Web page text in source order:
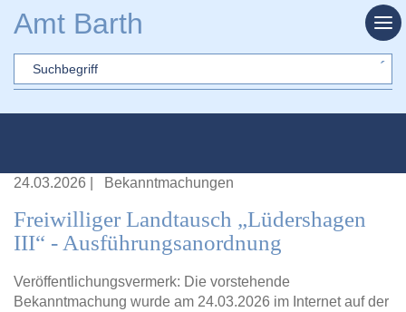
Amt Barth
Sword
24.03.2026 Bekanntmachungen
Freiwilliger Landtausch „Lüdershagen
III“ - Ausführungsanordnung
Veröffentlichungsvermerk: Die vorstehende
Bekanntmachung wurde am 24.03.2026 im Internet auf der